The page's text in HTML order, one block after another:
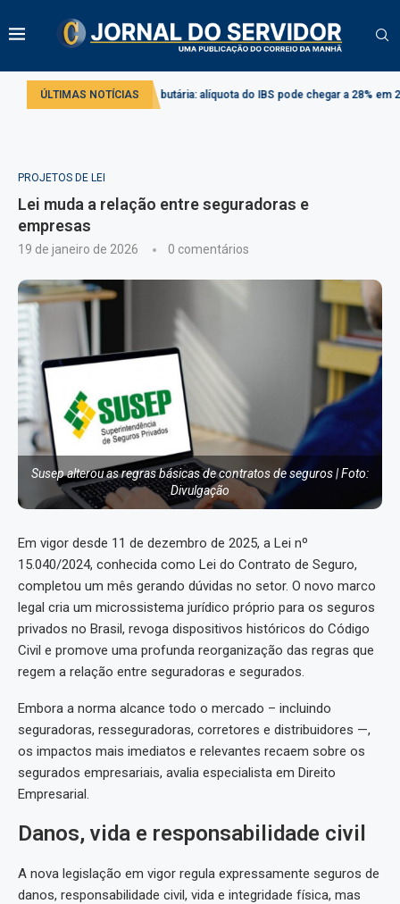
ÚLTIMAS NOTÍCIAS
Reforma tributária: alíquota do IBS pode chegar a 28% em 2033
PROJETOS DE LEI
Lei muda a relação entre seguradoras e
empresas
19 de janeiro de 2026 0 comentários
Susep alterou as regras básicas de contratos de seguros | Foto:
Divulgação
Em vigor desde 11 de dezembro de 2025, a Lei nº
15.040/2024, conhecida como Lei do Contrato de Seguro,
completou um mês gerando dúvidas no setor. O novo marco
legal cria um microssistema jurídico próprio para os seguros
privados no Brasil, revoga dispositivos históricos do Código
Civil e promove uma profunda reorganização das regras que
regem a relação entre seguradoras e segurados.
Embora a norma alcance todo o mercado – incluindo
seguradoras, resseguradoras, corretores e distribuidores —,
os impactos mais imediatos e relevantes recaem sobre os
segurados empresariais, avalia especialista em Direito
Empresarial.
Danos, vida e responsabilidade civil
A nova legislação em vigor regula expressamente seguros de
danos, responsabilidade civil, vida e integridade física, mas